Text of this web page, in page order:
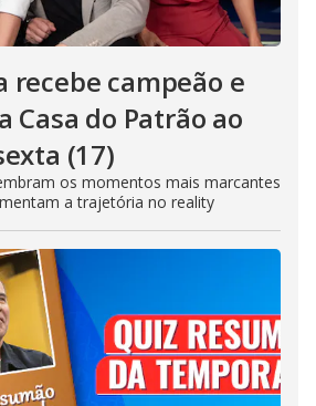
recebe campeão e
Casa do Patrão ao
(17)
os momentos mais marcantes
a trajetória no reality